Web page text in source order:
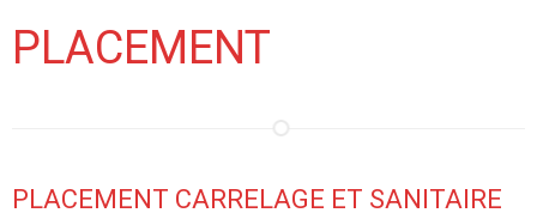
PLACEMENT
PLACEMENT CARRELAGE ET SANITAIRE